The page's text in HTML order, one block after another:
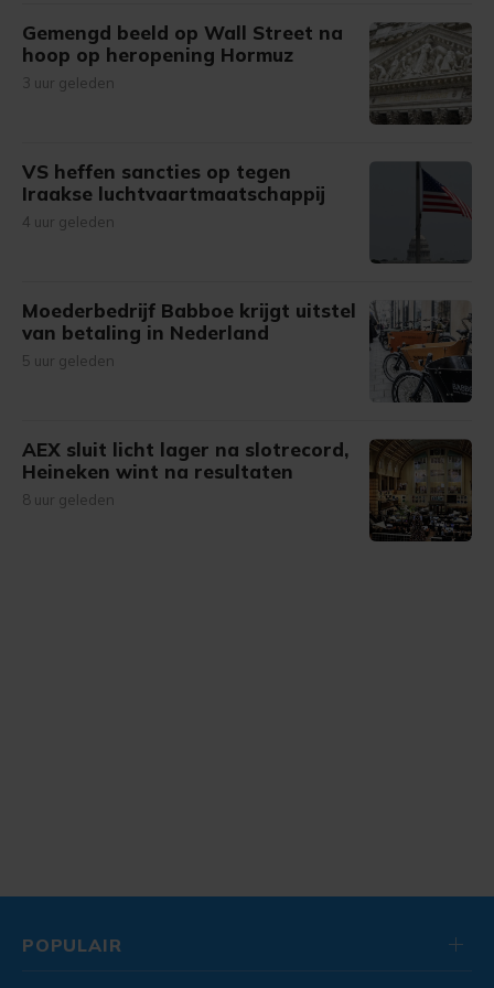
Gemengd beeld op Wall Street na
hoop op heropening Hormuz
3 uur geleden
VS heffen sancties op tegen
Iraakse luchtvaartmaatschappij
4 uur geleden
Moederbedrijf Babboe krijgt uitstel
van betaling in Nederland
5 uur geleden
AEX sluit licht lager na slotrecord,
Heineken wint na resultaten
8 uur geleden
POPULAIR